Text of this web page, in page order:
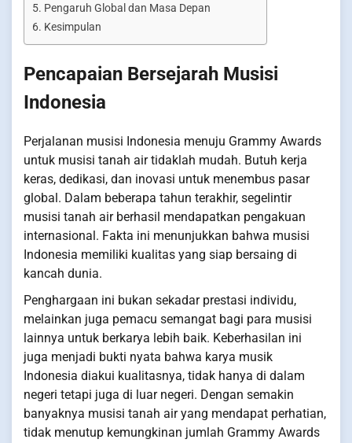
Pengaruh Global dan Masa Depan
Kesimpulan
Pencapaian Bersejarah Musisi
Indonesia
Perjalanan musisi Indonesia menuju Grammy Awards
untuk musisi tanah air tidaklah mudah. Butuh kerja
keras, dedikasi, dan inovasi untuk menembus pasar
global. Dalam beberapa tahun terakhir, segelintir
musisi tanah air berhasil mendapatkan pengakuan
internasional. Fakta ini menunjukkan bahwa musisi
Indonesia memiliki kualitas yang siap bersaing di
kancah dunia.
Penghargaan ini bukan sekadar prestasi individu,
melainkan juga pemacu semangat bagi para musisi
lainnya untuk berkarya lebih baik. Keberhasilan ini
juga menjadi bukti nyata bahwa karya musik
Indonesia diakui kualitasnya, tidak hanya di dalam
negeri tetapi juga di luar negeri. Dengan semakin
banyaknya musisi tanah air yang mendapat perhatian,
tidak menutup kemungkinan jumlah Grammy Awards